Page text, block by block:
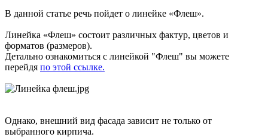
В данной статье речь пойдет о линейке «Флеш».
Линейка «Флеш» состоит различных фактур, цветов и
форматов (размеров).
Детально ознакомиться с линейкой "Флеш" вы можете
перейдя по этой ссылке.
Однако, внешний вид фасада зависит не только от
выбранного кирпича.